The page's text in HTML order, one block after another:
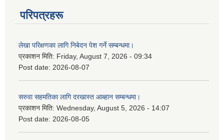
परिपत्रहरू
लेखा परिक्षणका लागि निबेदन पेश गर्ने सम्बन्धमा।
प्रकाशन मिति: Friday, August 7, 2026 - 09:34
Post date: 2026-08-07
सरुवा सहमतिका लागि दरखास्त आब्हान सम्बन्धमा।
प्रकाशन मिति: Wednesday, August 5, 2026 - 14:07
Post date: 2026-08-05